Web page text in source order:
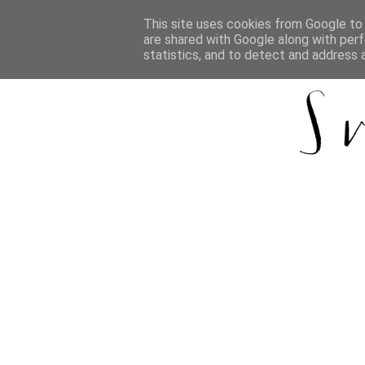
This site uses cookies from Google
are shared with Google along with
statistics, and to detect and address